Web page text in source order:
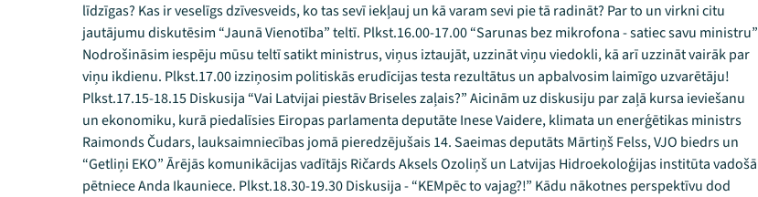
līdzīgas? Kas ir veselīgs dzīvesveids, ko tas sevī iekļauj un kā varam sevi pie tā radināt? Par to un virkni citu
jautājumu diskutēsim “Jaunā Vienotība” teltī. Plkst.16.00-17.00 “Sarunas bez mikrofona - satiec savu ministru”
Nodrošināsim iespēju mūsu teltī satikt ministrus, viņus iztaujāt, uzzināt viņu viedokli, kā arī uzzināt vairāk par
viņu ikdienu. Plkst.17.00 izziņosim politiskās erudīcijas testa rezultātus un apbalvosim laimīgo uzvarētāju!
Plkst.17.15-18.15 Diskusija “Vai Latvijai piestāv Briseles zaļais?” Aicinām uz diskusiju par zaļā kursa ieviešanu
un ekonomiku, kurā piedalīsies Eiropas parlamenta deputāte Inese Vaidere, klimata un enerģētikas ministrs
Raimonds Čudars, lauksaimniecības jomā pieredzējušais 14. Saeimas deputāts Mārtiņš Felss, VJO biedrs un
“Getliņi EKO” Ārējās komunikācijas vadītājs Ričards Aksels Ozoliņš un Latvijas Hidroekoloģijas institūta vadošā
pētniece Anda Ikauniece. Plkst.18.30-19.30 Diskusija - “KEMpēc to vajag?!” Kādu nākotnes perspektīvu dod